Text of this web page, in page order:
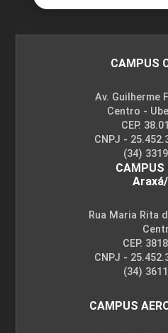
10h
Desenvolvimento de
e Novas
10h
CAMPUS
Av. Guilherme
Centro -
CEP.
CNPJ -
(34)
CAMPUS
Rua Maria Rita
CEP.
CNPJ -
(34)
CAMPUS